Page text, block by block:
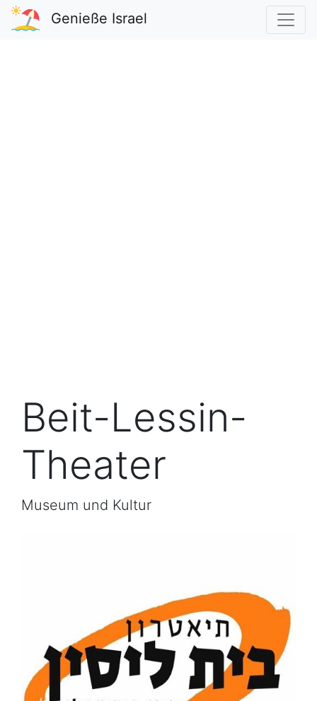
Genieße Israel
Beit-Lessin-
Theater
Museum und Kultur